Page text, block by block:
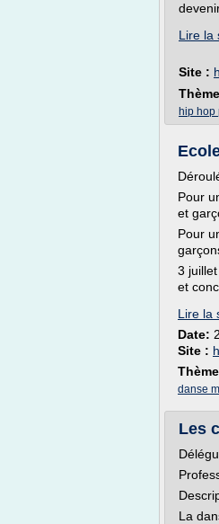
Lire la
Site :
hip
Pour
et
Pour
3
et
Lire la
Date:
Site :
danse
Les
La